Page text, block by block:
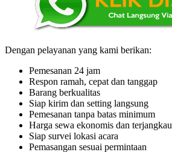
Dengan pelayanan yang kami berikan:
Pemesanan 24 jam
Respon ramah, cepat dan tanggap
Barang berkualitas
Siap kirim dan setting langsung
Pemesanan tanpa batas minimum
Harga sewa ekonomis dan terjangkau
Siap survei lokasi acara
Pemasangan sesuai permintaan